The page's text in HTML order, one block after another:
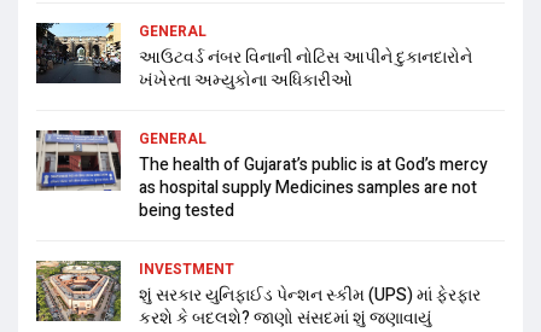
GENERAL
આઉટવર્ડ નંબર વિનાની નોટિસ આપીને દુકાનદારોને
ખંખેરતા અમ્યુકોના અધિકારીઓ
GENERAL
The health of Gujarat’s public is at God’s mercy
as hospital supply Medicines samples are not
being tested
INVESTMENT
શું સરકાર યુનિફાઈડ પેન્શન સ્કીમ (UPS) માં ફેરફાર
કરશે કે બદલશે? જાણો સંસદમાં શું જણાવાયું